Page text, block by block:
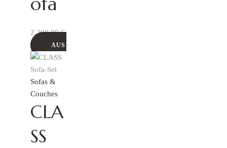
2.390,00€
AUSFÜHRUNG WÄHLEN
Sofas &
Couches
CLA
SS